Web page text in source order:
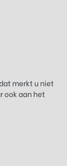
merkt u niet
ook aan het